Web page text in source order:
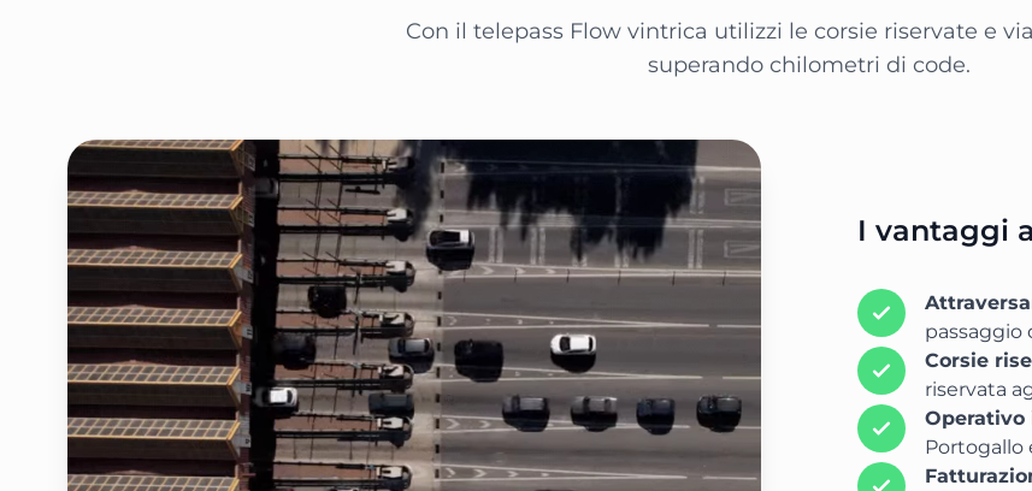
Con il telepass Flow vintrica utilizzi le corsie riservate e
superando chilometri di code.
I vantaggi
passaggio
Corsie
riservata
Operativo
Portogallo